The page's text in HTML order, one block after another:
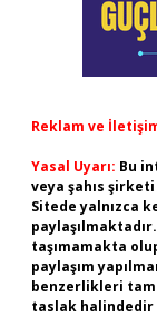
Reklam ve
Yasal Uyarı: Bu
veya şahıs
Sitede yalnızca
taşımamakta
paylaşım
benzerlikleri
taslak halindedir